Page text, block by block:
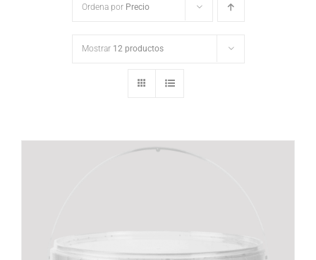
Ordena por Precio
Mostrar 12 productos